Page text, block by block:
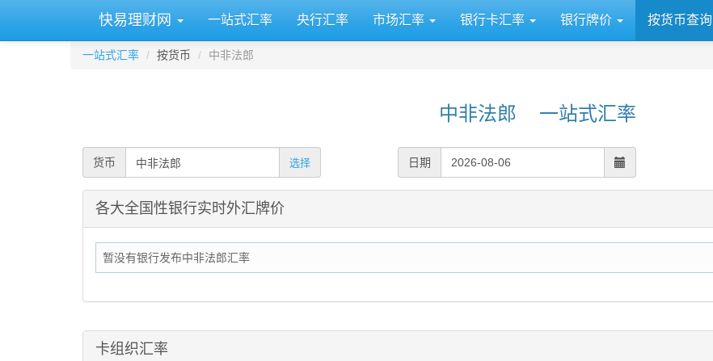
快易理财网 一站式汇率 央行汇率 市场汇率 银行卡汇率 银行牌价 按货币查询
一站式汇率 按货币 中非法郎
中非法郎 一站式汇率
货币 选择 日期
各大全国性银行实时外汇牌价
暂没有银行发布中非法郎汇率
卡组织汇率